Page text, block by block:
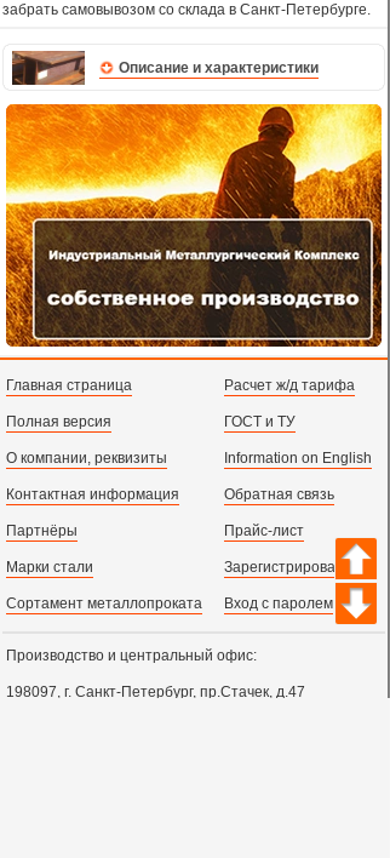
забрать самовывозом со склада в Санкт-Петербурге.
Описание и характеристики
Главная страница
Полная версия
О компании, реквизиты
Контактная информация
Партнёры
Марки стали
Сортамент металлопроката
Расчет ж/д тарифа
ГОСТ и ТУ
Information on English
Обратная связь
Прайс-лист
Зарегистрироваться
Вход с паролем
Производство и центральный офис:
198097, г. Санкт-Петербург, пр.Стачек, д.47